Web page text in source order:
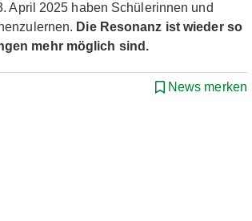
April 2025 haben Schülerinnen und
Die Resonanz ist wieder so
mehr möglich sind.
News merken